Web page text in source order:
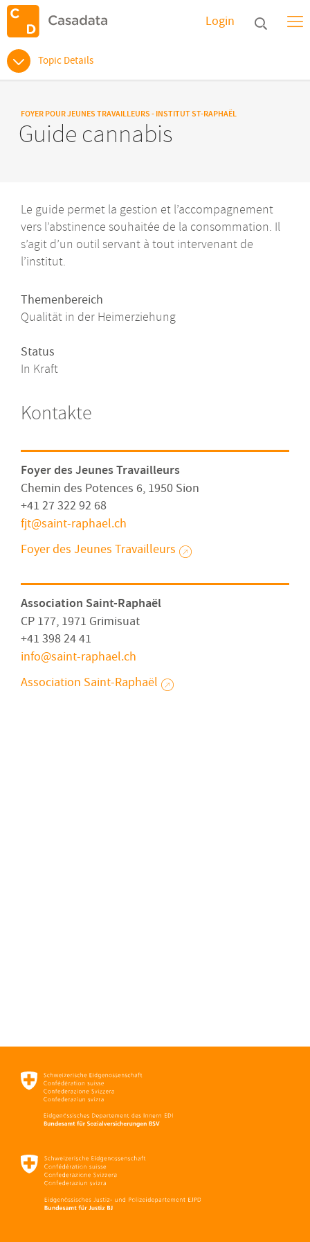
Login
Topic Details
FOYER POUR JEUNES TRAVAILLEURS - INSTITUT ST-RAPHAËL
Guide cannabis
Le guide permet la gestion et l’accompagnement
vers l’abstinence souhaitée de la consommation. Il
s’agit d’un outil servant à tout intervenant de
l’institut.
Themenbereich
Qualität in der Heimerziehung
Status
In Kraft
Kontakte
Foyer des Jeunes Travailleurs
Chemin des Potences 6, 1950 Sion
+41 27 322 92 68
fjt
saint-raphael ch
Foyer des Jeunes Travailleurs
Association Saint-Raphaël
CP 177, 1971 Grimisuat
+41 398 24 41
info
saint-raphael ch
Association Saint-Raphaël